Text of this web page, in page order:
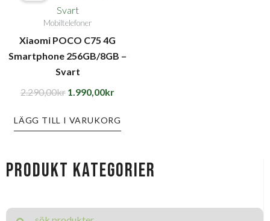
produkt kategorier
SearchSearch
Mobiltelefoner
Xiaomi POCO C75 4G
Smartphone 256GB/8GB –
Svart
2.290,00kr
priset
var:
2.290,00kr.
1.990,00kr
1.990,00kr.
LÄGG TILL I VARUKORG